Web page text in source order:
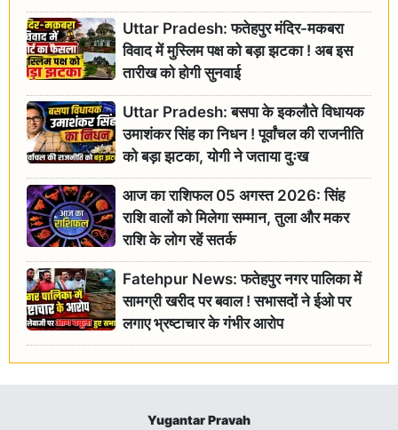
Uttar Pradesh: फतेहपुर मंदिर-मकबरा
विवाद में मुस्लिम पक्ष को बड़ा झटका ! अब इस
तारीख को होगी सुनवाई
Uttar Pradesh: बसपा के इकलौते विधायक
उमाशंकर सिंह का निधन ! पूर्वांचल की राजनीति
को बड़ा झटका, योगी ने जताया दुःख
आज का राशिफल 05 अगस्त 2026: सिंह
राशि वालों को मिलेगा सम्मान, तुला और मकर
राशि के लोग रहें सतर्क
Fatehpur News: फतेहपुर नगर पालिका में
सामग्री खरीद पर बवाल ! सभासदों ने ईओ पर
लगाए भ्रष्टाचार के गंभीर आरोप
Yugantar Pravah